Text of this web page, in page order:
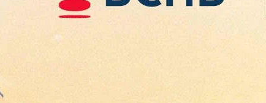
Афиша Plus